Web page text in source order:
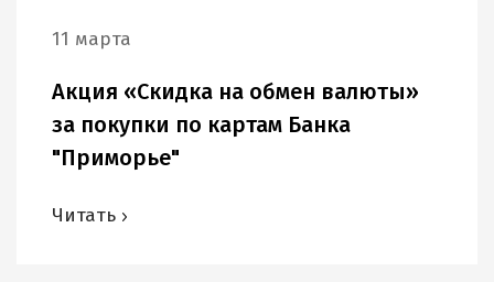
11 марта
Акция «Скидка на обмен валюты»
за покупки по картам Банка
"Приморье"
Читать